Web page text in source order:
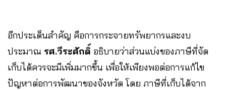
อีกประเด็นสำคัญ คือการกระจายทรัพยากรและงบ
ประมาณ รศ.วีระศักดิ์ อธิบายว่าส่วนแบ่งของภาษีที่จัด
เก็บได้ควรจะมีเพิ่มมากขึ้น เพื่อให้เพียงพอต่อการแก้ไข
ปัญหาต่อการพัฒนาของจังหวัด โดย ภาษีที่เก็บได้จาก